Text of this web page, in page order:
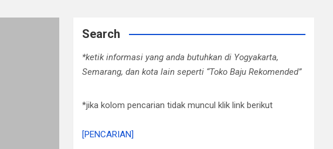
Search
*ketik informasi yang anda butuhkan di Yogyakarta,
Semarang, dan kota lain seperti “Toko Baju Rekomended”
*jika kolom pencarian tidak muncul klik link berikut
[PENCARIAN]